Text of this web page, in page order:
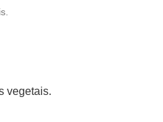
vegetais.